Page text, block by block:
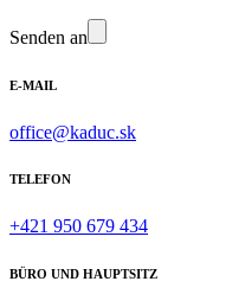
Senden an
E-MAIL
office@kaduc.sk
TELEFON
+421 950 679 434
BÜRO UND HAUPTSITZ